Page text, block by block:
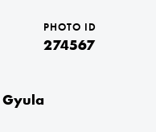
PHOTO ID
274567